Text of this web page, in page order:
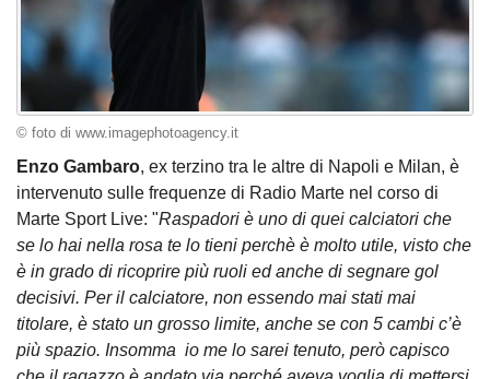
© foto di www.imagephotoagency.it
Enzo Gambaro, ex terzino tra le altre di Napoli e Milan, è
intervenuto sulle frequenze di Radio Marte nel corso di
Marte Sport Live: "Raspadori è uno di quei calciatori che
se lo hai nella rosa te lo tieni perchè è molto utile, visto che
è in grado di ricoprire più ruoli ed anche di segnare gol
decisivi. Per il calciatore, non essendo mai stati mai
titolare, è stato un grosso limite, anche se con 5 cambi c’è
più spazio. Insomma io me lo sarei tenuto, però capisco